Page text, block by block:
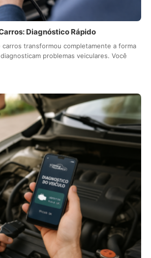
Diagnóstico Rápido
carros transformou completamente a forma
problemas veiculares. Você